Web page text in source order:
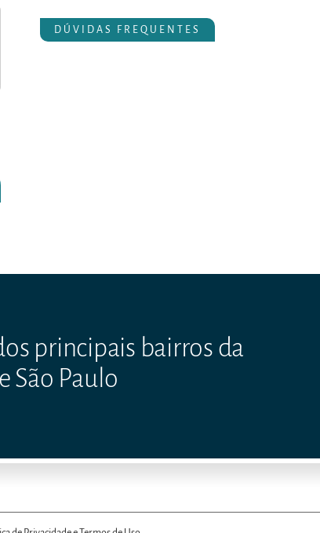
DÚVIDAS FREQUENTES
principais bairros da
São Paulo